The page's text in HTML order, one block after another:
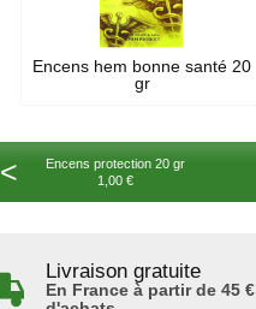
Encens hem bonne santé 20
gr
<
Encens protection 20 gr
1,00 €
Livraison gratuite
En France à partir de 45 €